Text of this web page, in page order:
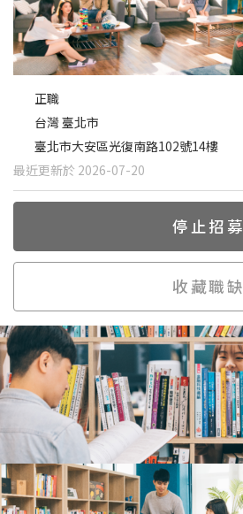
正職
台灣 臺北市
臺北市大安區光復南路102號14樓
最近更新於 2026-07-20
停止招募
收藏職缺